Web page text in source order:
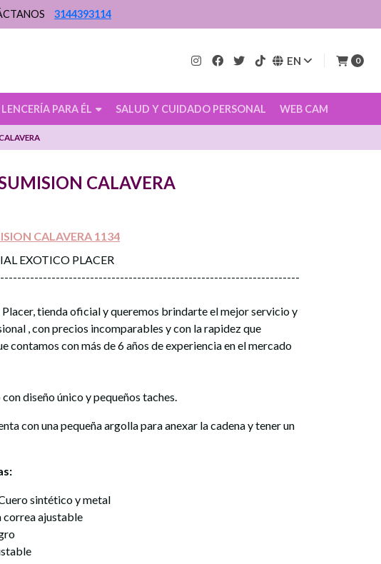
EN 0
LENCERÍA PARA ÉL SALUD Y CUIDADO PERSONAL WEB CAM
3144393114
CALAVERA
CALAVERA 1134
EXOTICO PLACER
tienda oficial y queremos brindarte el mejor servicio y
, con precios incomparables y con la rapidez que
contamos con más de 6 años de experiencia en el mercado
diseño único y pequeños taches.
con una pequeña argolla para anexar la cadena y tener un
sintético y metal
correa ajustable